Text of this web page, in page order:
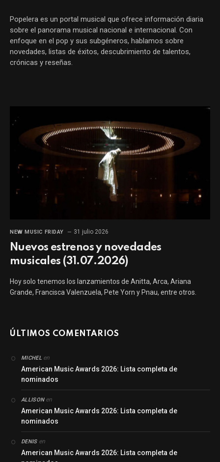
Popelera es un portal musical que ofrece información diaria
sobre el panorama musical nacional e internacional. Con
enfoque en el pop y sus subgéneros, hablamos sobre
novedades, listas de éxitos, descubrimiento de talentos,
crónicas y reseñas.
NEW MUSIC FRIDAY 31 julio 2026
Nuevos estrenos y novedades
musicales (31.07.2026)
Hoy solo tenemos los lanzamientos de Anitta, Arca, Ariana
Grande, Francisca Valenzuela, Pete Yorn y Pnau, entre otros.
ÚLTIMOS COMENTARIOS
MICHEL en
American Music Awards 2026: Lista completa de
nominados
ALLISONen
American Music Awards 2026: Lista completa de
nominados
DENISen
American Music Awards 2026: Lista completa de